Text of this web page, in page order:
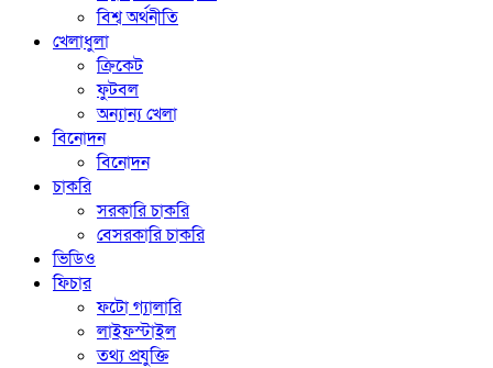
বিশ্ব অর্থনীতি
খেলাধুলা
ক্রিকেট
ফুটবল
অন্যান্য খেলা
বিনোদন
বিনোদন
চাকরি
সরকারি চাকরি
বেসরকারি চাকরি
ভিডিও
ফিচার
ফটো গ্যালারি
লাইফস্টাইল
তথ্য প্রযুক্তি